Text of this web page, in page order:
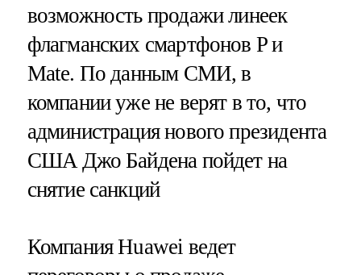
возможность продажи линеек
флагманских смартфонов P и
Mate. По данным СМИ, в
компании уже не верят в то, что
администрация нового президента
США Джо Байдена пойдет на
снятие санкций
Компания Huawei ведет